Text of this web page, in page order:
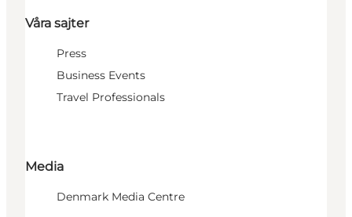
Våra sajter
Press
Business Events
Travel Professionals
Media
Denmark Media Centre